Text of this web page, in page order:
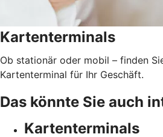
Kartenterminals
Ob stationär oder mobil – finden
Kartenterminal für Ihr Geschäft.
Das könnte Sie auch
Kartenterminals